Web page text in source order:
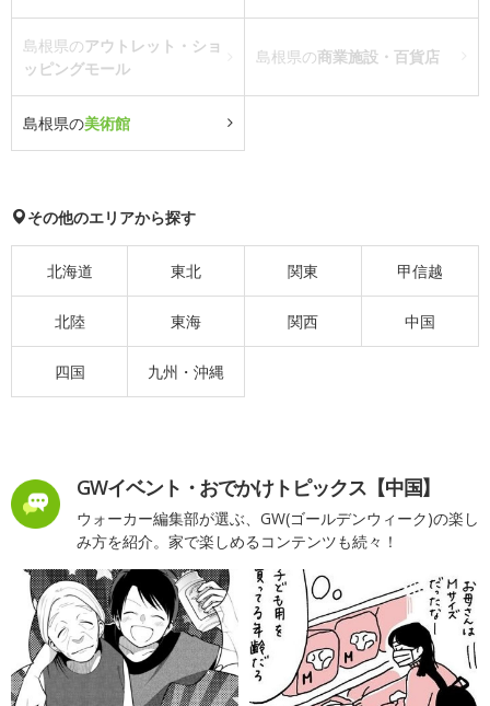
島根県のアウトレット・ショ
ッピングモール
島根県の商業施設・百貨店
島根県の美術館
その他のエリアから探す
北海道 東北 関東 甲信越
北陸 東海 関西 中国
四国 九州・沖縄
GWイベント・おでかけトピックス【中国】
ウォーカー編集部が選ぶ、GW(ゴールデンウィーク)の楽し
み方を紹介。家で楽しめるコンテンツも続々！